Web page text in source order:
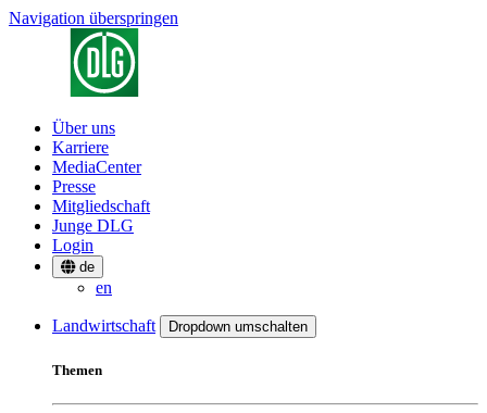
Navigation überspringen
Über uns
Karriere
MediaCenter
Presse
Mitgliedschaft
Junge DLG
Login
de
en
Landwirtschaft Dropdown umschalten
Themen